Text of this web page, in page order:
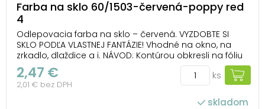
Farba na sklo 60/1503-červená-poppy red
4
Odlepovacia farba na sklo – červená. VYZDOBTE SI
SKLO PODĽA VLASTNEJ FANTÁZIE! Vhodné na okno, na
zrkadlo, dlaždice a i. NÁVOD: Kontúrou obkresli na fóliu
obrázok, nechaj ho 1-2 hodiny zaschnúť. Vyfarbi a po
24 hodinách ho opatrne odlep z fólie a umiestni ho na
zvolený povrch. Farba je ľahk...
2,47 €
2,01 € bez DPH
ks
skladom